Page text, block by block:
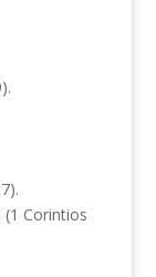
Corintios